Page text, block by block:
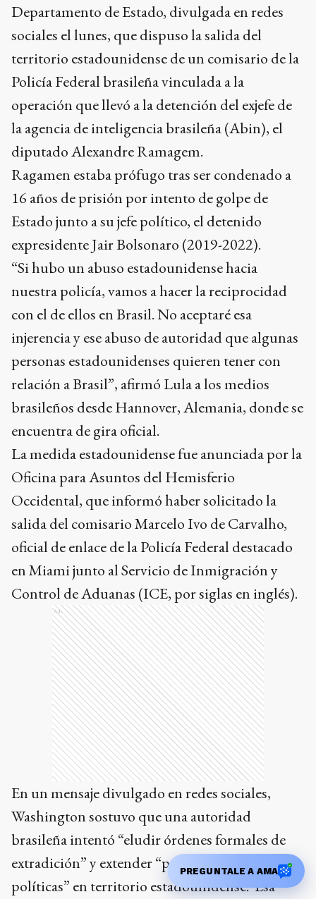
Departamento de Estado, divulgada en redes
sociales el lunes, que dispuso la salida del
territorio estadounidense de un comisario de la
Policía Federal brasileña vinculada a la
operación que llevó a la detención del exjefe de
la agencia de inteligencia brasileña (Abin), el
diputado Alexandre Ramagem.
Ragamen estaba prófugo tras ser condenado a
16 años de prisión por intento de golpe de
Estado junto a su jefe político, el detenido
expresidente Jair Bolsonaro (2019-2022).
“Si hubo un abuso estadounidense hacia
nuestra policía, vamos a hacer la reciprocidad
con el de ellos en Brasil. No aceptaré esa
injerencia y ese abuso de autoridad que algunas
personas estadounidenses quieren tener con
relación a Brasil”, afirmó Lula a los medios
brasileños desde Hannover, Alemania, donde se
encuentra de gira oficial.
La medida estadounidense fue anunciada por la
Oficina para Asuntos del Hemisferio
Occidental, que informó haber solicitado la
salida del comisario Marcelo Ivo de Carvalho,
oficial de enlace de la Policía Federal destacado
en Miami junto al Servicio de Inmigración y
Control de Aduanas (ICE, por siglas en inglés).
Ads
En un mensaje divulgado en redes sociales,
Washington sostuvo que una autoridad
brasileña intentó “eludir órdenes formales de
extradición” y extender “persecuciones
políticas” en territorio estadounidense. Esa
PREGUNTALE A AMA